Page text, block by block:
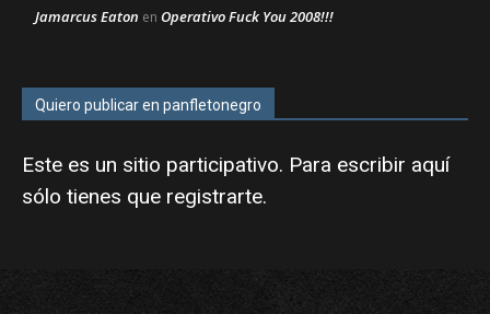
Jamarcus Eaton en Operativo Fuck You 2008!!!
Quiero publicar en panfletonegro
Este es un sitio participativo. Para escribir aquí
sólo tienes que registrarte.